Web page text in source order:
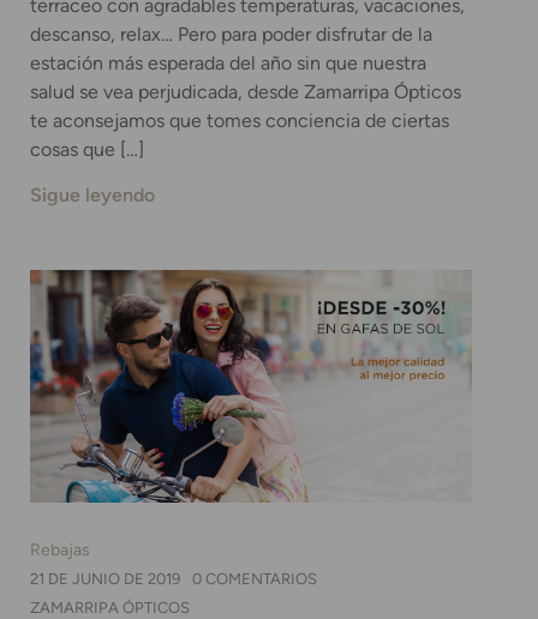
terraceo con agradables temperaturas, vacaciones,
descanso, relax… Pero para poder disfrutar de la
estación más esperada del año sin que nuestra
salud se vea perjudicada, desde Zamarripa Ópticos
te aconsejamos que tomes conciencia de ciertas
cosas que […]
Sigue leyendo
Rebajas
21 DE JUNIO DE 2019
0 COMENTARIOS
ZAMARRIPA ÓPTICOS